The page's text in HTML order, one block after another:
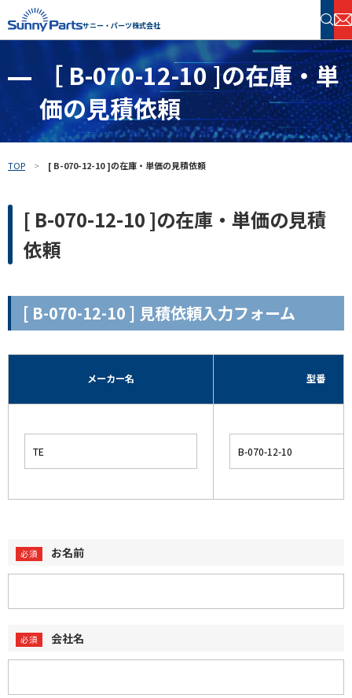
サニー・パーツ株式会社
半導体・電子部品 在庫検索
フリーワードで探す
［ B-070-12-10 ]の在庫・単
価の見積依頼
TOP [ B-070-12-10 ]の在庫・単価の見積依頼
[ B-070-12-10 ]の在庫・単価の見積
依頼
[ B-070-12-10 ] 見積依頼入力フォーム
メーカー名 型番
お名前
会社名